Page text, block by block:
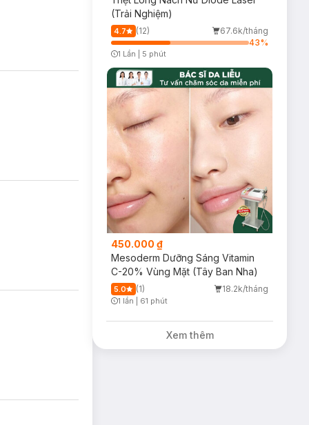
(Trải Nghiệm)
4.7 (12)
67.6k/tháng
43%
1 Lần 5 phút
450.000 ₫
Mesoderm Dưỡng Sáng Vitamin
C-20% Vùng Mặt (Tây Ban Nha)
5.0 (1) 18.2k/tháng
1 lần 61 phút
Xem thêm